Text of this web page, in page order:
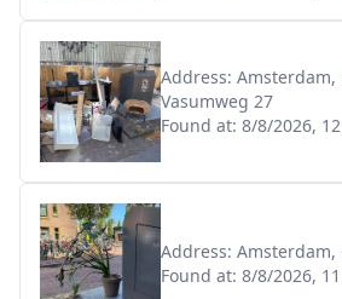
Address: Amsterdam,
Vasumweg 27
Found at: 8/8/2026,
Address: Amsterdam,
Found at: 8/8/2026,